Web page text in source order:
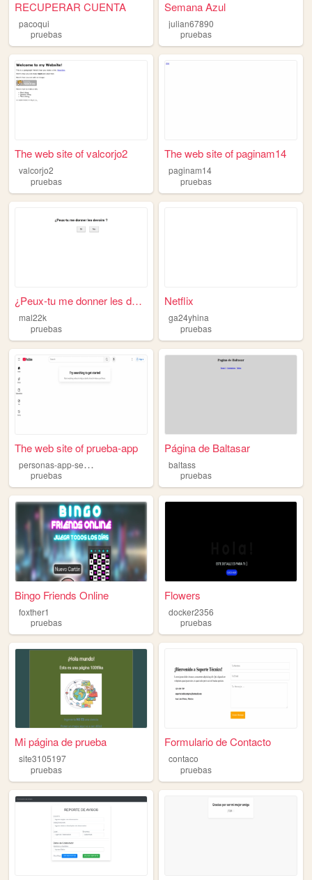
RECUPERAR CUENTA
pacoqui
pruebas
Semana Azul
julian67890
pruebas
The web site of valcorjo2
valcorjo2
pruebas
The web site of paginam14
paginam14
pruebas
¿Peux-tu me donner les devoi...
mal22k
pruebas
Netflix
ga24yhina
pruebas
The web site of prueba-app
p
ersonas-app-seguro
pruebas
Página de Baltasar
baltass
pruebas
Bingo Friends Online
foxther1
pruebas
Flowers
docker2356
pruebas
Mi página de prueba
site3105197
pruebas
Formulario de Contacto
contaco
pruebas